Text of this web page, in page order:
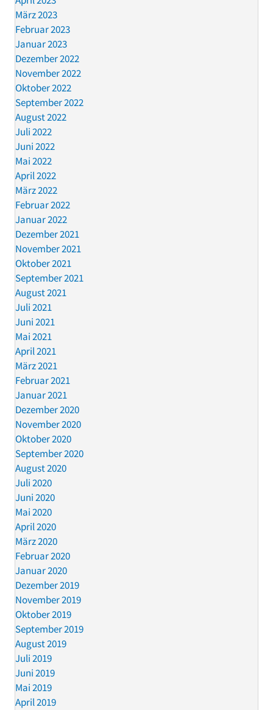
März 2023
Februar 2023
Januar 2023
Dezember 2022
November 2022
Oktober 2022
September 2022
August 2022
Juli 2022
Juni 2022
Mai 2022
April 2022
März 2022
Februar 2022
Januar 2022
Dezember 2021
November 2021
Oktober 2021
September 2021
August 2021
Juli 2021
Juni 2021
Mai 2021
April 2021
März 2021
Februar 2021
Januar 2021
Dezember 2020
November 2020
Oktober 2020
September 2020
August 2020
Juli 2020
Juni 2020
Mai 2020
April 2020
März 2020
Februar 2020
Januar 2020
Dezember 2019
November 2019
Oktober 2019
September 2019
August 2019
Juli 2019
Juni 2019
Mai 2019
April 2019